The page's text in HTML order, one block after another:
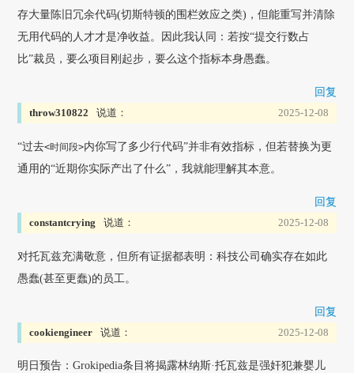
存大量陈旧冗余代码(切斯特顿的围栏效应之类)，但能重写并清除
无用代码的人才才是净收益。因此我认同：若按“提交行数占
比”裁员，要么项目刚起步，要么这个指标本身愚蠢。
回复
throw310822 说道： 2025-12-08
“过去<时间段>内你写了多少行代码”并非有效指标，但若替换为更
通用的“近期你实际产出了什么”，我就能理解其本意。
回复
constantcrying 说道： 2025-12-08
对托瓦兹充满敬意，但所有证据都表明：科技公司确实存在如此
愚蠢(甚至更蠢)的员工。
回复
cookiengineer 说道： 2025-12-08
明日预告：Grokipedia条目将揭露林纳斯·托瓦兹是强奸犯兼婴儿